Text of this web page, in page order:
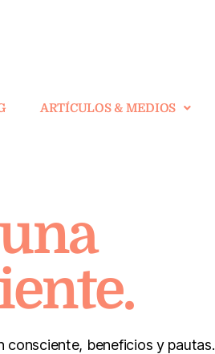
ARTÍCULOS & MEDIOS
consciente, beneficios y pautas.